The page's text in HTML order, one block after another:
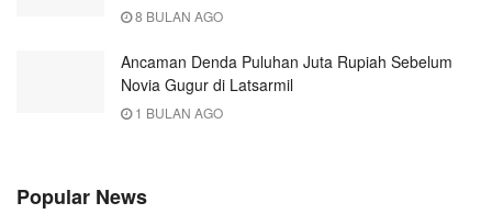
8 BULAN AGO
Ancaman Denda Puluhan Juta Rupiah Sebelum
Novia Gugur di Latsarmil
1 BULAN AGO
Popular News